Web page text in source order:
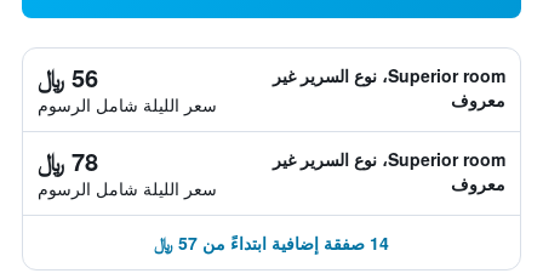
Superior room، نوع السرير غير
معروف
56 ﷼
سعر الليلة شامل الرسوم
Superior room، نوع السرير غير
معروف
78 ﷼
سعر الليلة شامل الرسوم
14 صفقة إضافية ابتداءً من 57 ﷼